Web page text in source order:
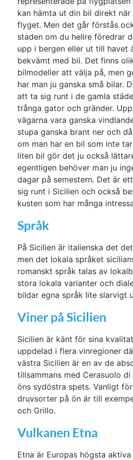
kan hämta ut din bil direkt när
flyget. Men det går förstås
staden om du hellre föredrar
upp i bergen eller ut till havet
bekvämt med bil. Det finns
bilmodeller att välja på, men
har man ju ganska små bilar.
att ta sig runt i de gamla
trånga gator och gränder.
vägarna vara ganska
stupa ganska brant ner och
om man har en bil som inte
liten bil gör det ju också
egentligen behöver man ju
dagar på semestern. Det är
sig runt i Sicilien och också
kusten som har många
Språk
På Sicilien är italienska det
men det lokala språket
romanskt språk talas av
stora lokala varianter och
bildar egna språk lite slarvigt
Viner på Sicilien
Sicilien är känt för sina
uppdelad i flera vinregioner
västra Sicilien är en av de
tillsammans med Cerasuolo
öns sydöstra spets. Vanligt
druvsorter på ön är till
och Grillo.
Vulkanen Etna
Etna är Europas högsta